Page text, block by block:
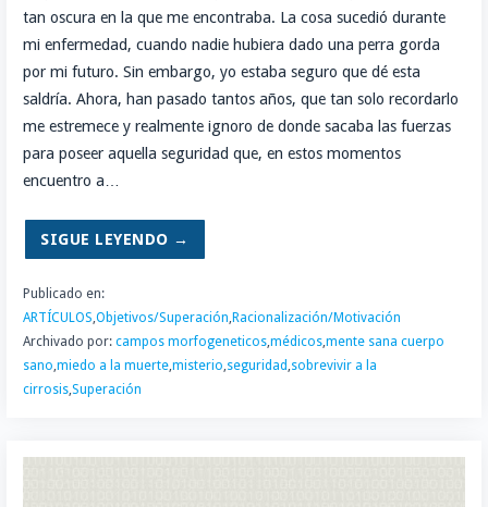
tan oscura en la que me encontraba. La cosa sucedió durante
mi enfermedad, cuando nadie hubiera dado una perra gorda
por mi futuro. Sin embargo, yo estaba seguro que dé esta
saldría. Ahora, han pasado tantos años, que tan solo recordarlo
me estremece y realmente ignoro de donde sacaba las fuerzas
para poseer aquella seguridad que, en estos momentos
encuentro a…
SIGUE LEYENDO →
Publicado en:
ARTÍCULOS,Objetivos/Superación,Racionalización/Motivación
Archivado por: campos morfogeneticos,médicos,mente sana cuerpo
sano,miedo a la muerte,misterio,seguridad ,sobrevivir a la
cirrosis,Superación